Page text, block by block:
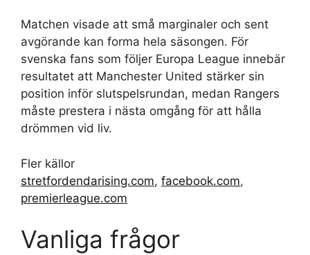
Matchen visade att små marginaler och sent
avgörande kan forma hela säsongen. För
svenska fans som följer Europa League innebär
resultatet att Manchester United stärker sin
position inför slutspelsrundan, medan Rangers
måste prestera i nästa omgång för att hålla
drömmen vid liv.
Fler källor
stretfordendarising.com, facebook.com,
premierleague.com
Vanliga frågor